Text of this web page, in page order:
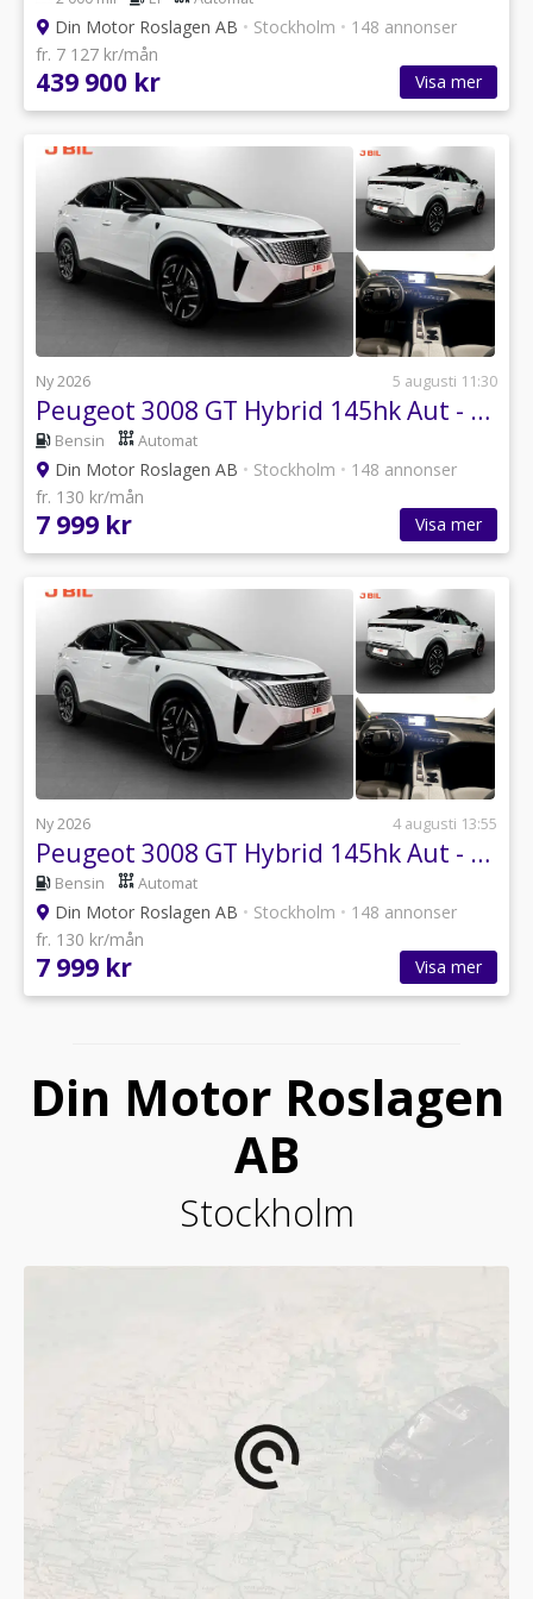
år 1966. Vi har funnits i samma lokaler på
Stockholmsvägen sedan 1983, men nu har vi tagit nästa
steg i vår resa och flyttat till nya lokaler på August
Strindbergs gata 17 i Norrtälje Porten, vid Norrtäljes
södra infart.
Vi är stolta över vår fullserviceanläggning, där vi hjälper
kunder med allt från plåtarbeten till service,
rekonditionering och tillbehör, samt när det är dags att
köpa en ny eller begagnad bil. Sedan 2012 är vi
auktoriserad återförsäljare av Peugeot och under våren
2024 flyttade även Opel in till oss.
välkomnande stämning kännetecknar oss.
Din Motor Roslagen AB • Stockholm • 148 annonser
fr. 7 127 kr/mån
439 900 kr Visa mer
Ny 2026 5 augusti 11:30
Peugeot 3008 GT Hybrid 145hk Aut - HYRBIL
Bensin Automat
Din Motor Roslagen AB • Stockholm • 148 annonser
fr. 130 kr/mån
7 999 kr Visa mer
Ny 2026 4 augusti 13:55
Peugeot 3008 GT Hybrid 145hk Aut - HYRBIL
Bensin Automat
Din Motor Roslagen AB • Stockholm • 148 annonser
fr. 130 kr/mån
7 999 kr Visa mer
Din Motor Roslagen
AB
Stockholm